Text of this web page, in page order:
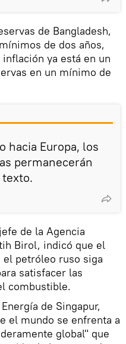
de Bangladesh,
de dos años,
ya está en un
en un mínimo de
hacia Europa, los
permanecerán
de la Agencia
Birol, indicó que el
el petróleo ruso siga
satisfacer las
combustible.
de Singapur,
el mundo se enfrenta a
global" que